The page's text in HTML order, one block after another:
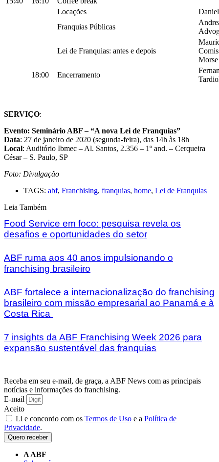
Locações
Franquias Públicas
Lei de Franquias: antes e depois
18:00
Encerramento
SERVIÇO:
Evento: Seminário ABF – “A nova Lei de Franquias”
Data: 27 de janeiro de 2020 (segunda-feira), das 14h às 18h
Local: Auditório Ibmec – Al. Santos, 2.356 – 1º and. – Cerqueira
César – S. Paulo, SP
Foto: Divulgação
TAGS: abf, Franchising, franquias, home, Lei de Franquias
Leia Também
Food Service em foco: pesquisa revela os
desafios e oportunidades do setor
ABF ruma aos 40 anos impulsionando o
franchising brasileiro
ABF fortalece a internacionalização do franchising
brasileiro com missão empresarial ao Panamá e à
Costa Rica
7 insights da ABF Franchising Week 2026 para
expansão sustentável das franquias
Receba em seu e-mail, de graça, a ABF News com as principais
notícias e informações do franchising.
E-mail
Aceito
Li e concordo com os Termos de Uso e a Política de
Privacidade.
Quero receber
A ABF